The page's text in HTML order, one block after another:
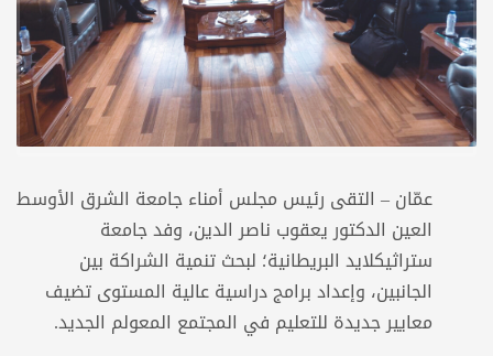
عمّان – التقى رئيس مجلس أمناء جامعة الشرق الأوسط
العين الدكتور يعقوب ناصر الدين، وفد جامعة
ستراثيكلايد البريطانية؛ لبحث تنمية الشراكة بين
الجانبين، وإعداد برامج دراسية عالية المستوى تضيف
معايير جديدة للتعليم في المجتمع المعولم الجديد.